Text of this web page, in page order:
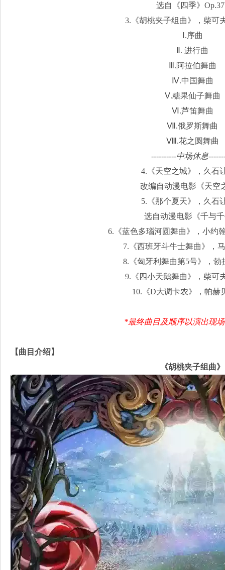
选自《四季》
3.《胡桃夹子组曲》，柴可
Ⅰ.序曲
Ⅱ. 进行曲
Ⅲ.阿拉伯舞曲
Ⅳ.中国舞曲
Ⅴ.糖果仙子舞曲
Ⅵ.芦笛舞曲
Ⅶ.俄罗斯舞曲
Ⅷ.花之圆舞曲
----------中场休息
4.《天空之城》，久石
改编自动漫电影《天空
5.《那个夏天》，久石
选自动漫电影《千与
6.《蓝色多瑙河圆舞曲》，小约
7.《西班牙斗牛士舞曲》，
8.《匈牙利舞曲第5号》，勃
9.《四小天鹅舞曲》，柴可
10.《D大调卡农》，帕赫
*最终曲目及顺序以演出现
【曲目介绍】
《胡桃夹子组曲》